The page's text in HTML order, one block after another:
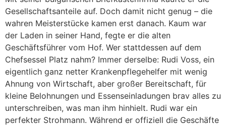
Gesellschaftsanteile auf. Doch damit nicht genug – die
wahren Meisterstücke kamen erst danach. Kaum war
der Laden in seiner Hand, fegte er die alten
Geschäftsführer vom Hof. Wer stattdessen auf dem
Chefsessel Platz nahm? Immer derselbe: Rudi Voss, ein
eigentlich ganz netter Krankenpflegehelfer mit wenig
Ahnung von Wirtschaft, aber großer Bereitschaft, für
kleine Belohnungen und Essenseinladungen brav alles zu
unterschreiben, was man ihm hinhielt. Rudi war ein
perfekter Strohmann. Während er offiziell die Geschäfte